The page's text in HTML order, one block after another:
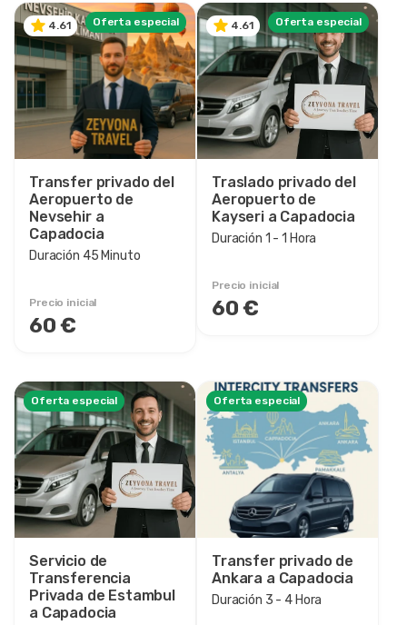
Rango de precios
0EUR 3460 EUR +
45 Minuto
1 Hora
2 Hora
3 Hora
3 - 4 Hora
5 - 6 Hora
6 - 7 Hora
7 - 8 Hora
1 Día
2 Noche 3 Días
3 Noche 4 Días
4 Noche 5 Días
5 Noche 6 Días
4.61 Oferta especial
Transfer privado del
Aeropuerto de
Nevsehir a
Capadocia
Duración 45 Minuto
Precio inicial
60 €
4.61 Oferta especial
Traslado privado del
Aeropuerto de
Kayseri a Capadocia
Duración 1 - 1 Hora
Precio inicial
60 €
Oferta especial
Servicio de
Transferencia
Privada de Estambul
a Capadocia
Oferta especial
Transfer privado de
Ankara a Capadocia
Duración 3 - 4 Hora